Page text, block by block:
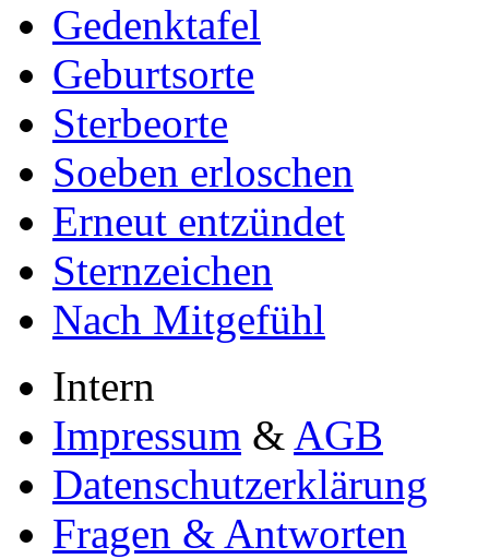
Gedenktafel
Geburtsorte
Sterbeorte
Soeben erloschen
Erneut entzündet
Sternzeichen
Nach Mitgefühl
Intern
Impressum & AGB
Datenschutzerklärung
Fragen & Antworten